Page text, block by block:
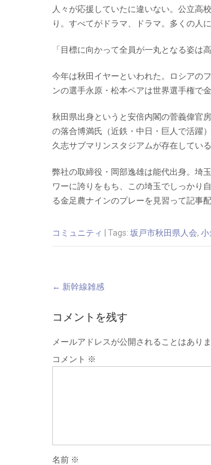
人々が応援していたに違いない。公立高
り。すべてがドラマ、ドラマ。多くの人
「目標に向かって全員が一丸となる姿は
今年は秋田イヤーといわれた。ロシアの
ンの選手永原・松本ペアは世界選手権で
秋田県出身というと安倍内閣の菅義偉官
の落合博満氏（近鉄・中日・巨人で活躍
久志サブマリンスタジアムが存在している
弊社の取締役・岡部逸雄は能代出身。埼
ワーに誇りをもち、この埼玉でしっかり
る金足農ナインのプレーを見習って記事
コミュニティ | Tags: 坂戸市秋田県人会, 小
Post
navigation
← 新幹線雑感
コメントを残す
メールアドレスが公開されることはありま
コメント ※
名前 ※